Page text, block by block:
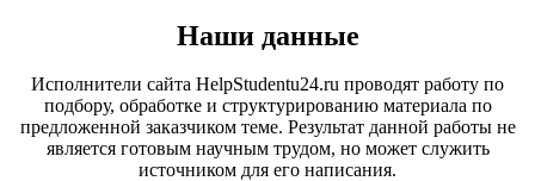
Наши данные
Исполнители сайта HelpStudentu24.ru проводят работу по
подбору, обработке и структурированию материала по
предложенной заказчиком теме. Результат данной работы не
является готовым научным трудом, но может служить
источником для его написания.